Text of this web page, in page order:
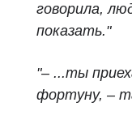
говорила,
показать."
"– ...ты
фортуну, –